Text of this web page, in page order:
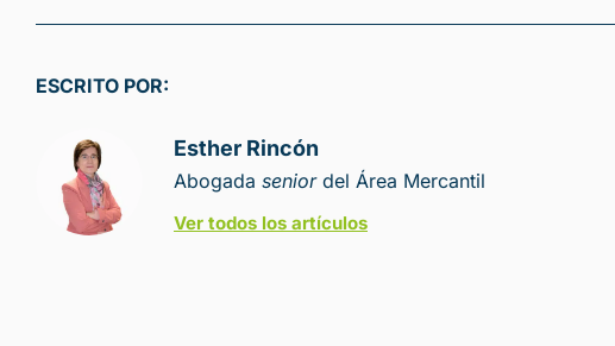
ESCRITO POR:
Esther Rincón
Abogada seniordel Área Mercantil
Ver todos los artículos